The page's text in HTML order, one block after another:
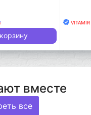
VITAMIR
вместе
все